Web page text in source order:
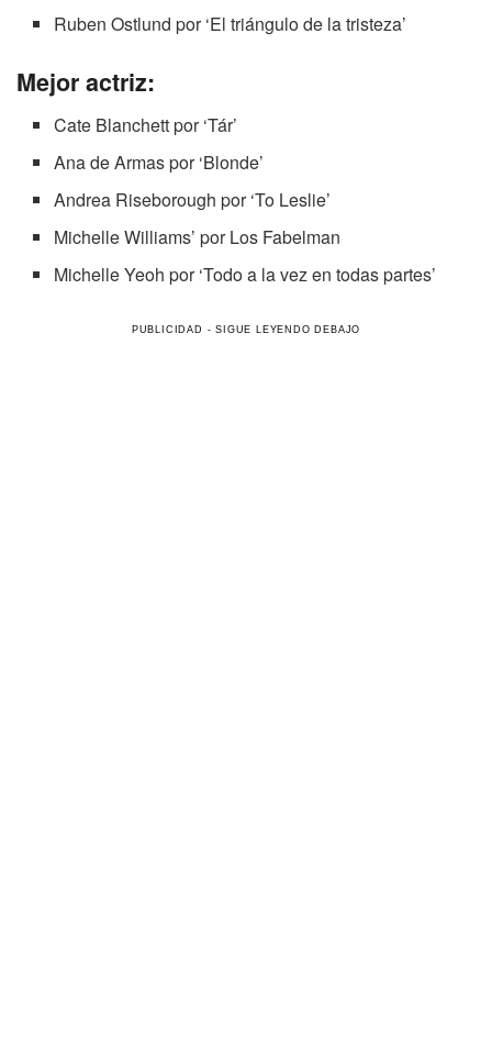
Ruben Ostlund por ‘El triángulo de la tristeza’
Mejor actriz:
Cate Blanchett por ‘Tár’
Ana de Armas por ‘Blonde’
Andrea Riseborough por ‘To Leslie’
Michelle Williams’ por Los Fabelman
Michelle Yeoh por ‘Todo a la vez en todas partes’